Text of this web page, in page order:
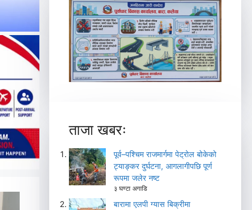
ताजा खबरः
पूर्व–पश्चिम राजमार्गमा पेट्रोल बोकेको
ट्याङ्कर दुर्घटना, आगलागीपछि पूर्ण
रूपमा जलेर नष्ट
३ घण्टा अगाडि
बारामा एलपी ग्यास बिक्रीमा